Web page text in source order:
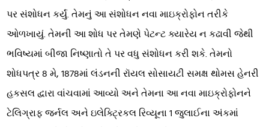
પર સંશોધન કર્યું. તેમનું આ સંશોધન નવા માઇક્રોફોન તરીકે
ઓળખાયું. તેમની આ શોધ પર તેમણે પેટન્ટ ક્યારેય ન કઢાવી જેથી
ભવિષ્યમાં બીજા નિષ્ણાતો તે પર વધુ સંશોધન કરી શકે. તેમનો
શોધપત્ર 8 મે, 1878માં લંડનની રૉયલ સોસાયટી સમક્ષ થોમસ હેનરી
હકસલ દ્વારા વાંચવામાં આવ્યો અને તેમના આ નવા માઇક્રોફોનને
ટેલિગ્રાફ જર્નલ અને ઇલેક્ટ્રિકલ રિવ્યૂના 1 જુલાઈના અંકમાં